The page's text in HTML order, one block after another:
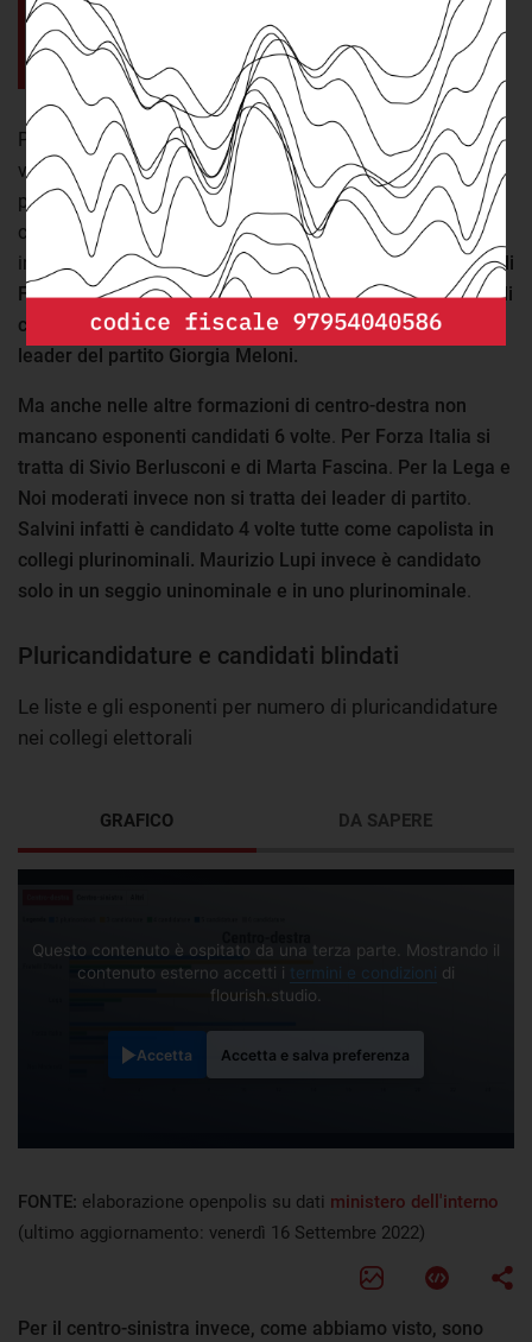
Giorgia Meloni e Silvio Berlusconi
sono candidati in 6 collegi, il
massimo possibile.
Per quanto riguarda il centro-destra, come abbiamo già
visto, è Fratelli d'Italia a presentare la maggior parte delle
pluricandidature. E questo sia per coloro che sono
candidati in 2 o 3 collegi, sia per coloro che si presentano
in ancora più collegi.
Sono ad esempio in 7 gli esponenti di
Fdi con 4 candidature, 2 quelli con 5 candidature e 3 quelli
con 6 candidature
Tra questi ultimi ovviamente anche la
leader del partito Giorgia Meloni.
Ma anche nelle altre formazioni di centro-destra non
mancano esponenti candidati 6 volte. Per Forza Italia si
tratta di Sivio Berlusconi e di Marta Fascina. Per la Lega e
Noi moderati invece non si tratta dei leader di partito.
Salvini infatti è candidato 4 volte tutte come capolista in
collegi plurinominali. Maurizio Lupi invece è candidato
solo in un seggio uninominale e in uno plurinominale.
Pluricandidature e candidati blindati
Le liste e gli esponenti per numero di pluricandidature
nei collegi elettorali
GRAFICO
Questo contenuto è ospitato da una terza parte. Mostrando il
contenuto esterno accetti i termini e condizioni di
flourish.studio.
Accetta Accetta e salva preferenza
DA SAPERE
FONTE: elaborazione openpolis su dati ministero dell'interno
(ultimo aggiornamento: venerdì 16 Settembre 2022)
Per il centro-sinistra invece, come abbiamo visto, sono